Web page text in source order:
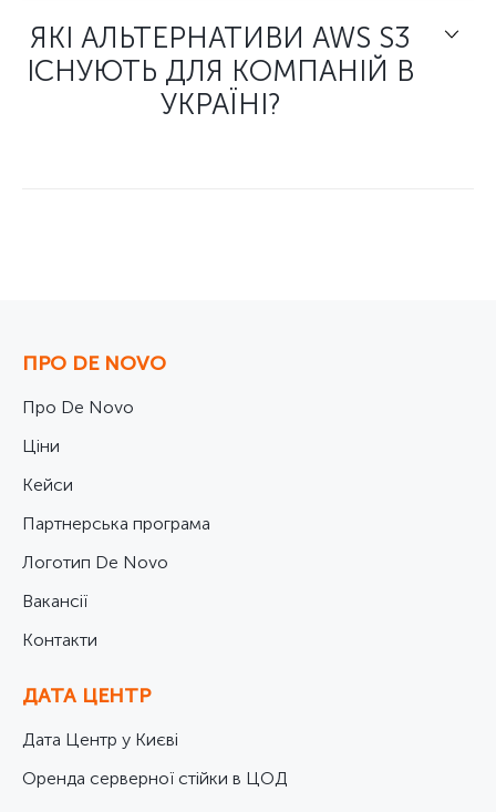
ЯКІ АЛЬТЕРНАТИВИ AWS S3
ІСНУЮТЬ ДЛЯ КОМПАНІЙ В
УКРАЇНІ?
ПРО DE NOVO
Про De Novo
Ціни
Кейси
Партнерська програма
Логотип De Novo
Вакансії
Контакти
ДАТА ЦЕНТР
Дата Центр у Києві
Оренда серверної стійки в ЦОД